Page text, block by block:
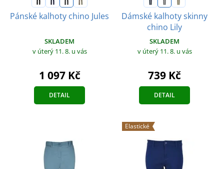
Pánské kalhoty chino Jules
SKLADEM
v úterý 11. 8. u vás
1 097 Kč
DETAIL
Dámské kalhoty skinny
chino Lily
SKLADEM
v úterý 11. 8. u vás
739 Kč
DETAIL
Elastické